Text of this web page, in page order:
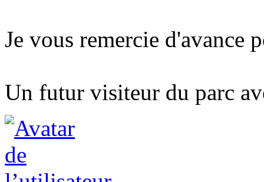
Je vous remercie d'avance
Un futur visiteur du parc